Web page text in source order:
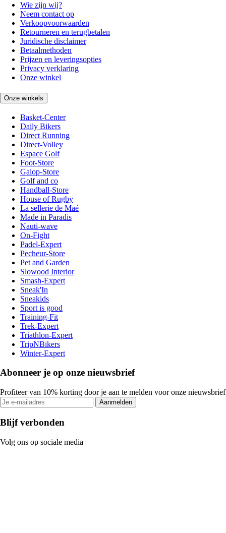
Wie zijn wij?
Neem contact op
Verkoopvoorwaarden
Retourneren en terugbetalen
Juridische disclaimer
Betaalmethoden
Prijzen en leveringsopties
Privacy verklaring
Onze winkel
Onze winkels
Basket-Center
Daily Bikers
Direct Running
Direct-Volley
Espace Golf
Foot-Store
Galop-Store
Golf and co
Handball-Store
House of Rugby
La sellerie de Maé
Made in Paradis
Nauti-wave
On-Fight
Padel-Expert
Pecheur-Store
Pet and Garden
Slowood Interior
Smash-Expert
Sneak'In
Sneakids
Sport is good
Training-Fit
Trek-Expert
Triathlon-Expert
TripNBikers
Winter-Expert
Abonneer je op onze nieuwsbrief
Profiteer van 10% korting door je aan te melden voor onze nieuwsbrief
Aanmelden
Blijf verbonden
Volg ons op sociale media